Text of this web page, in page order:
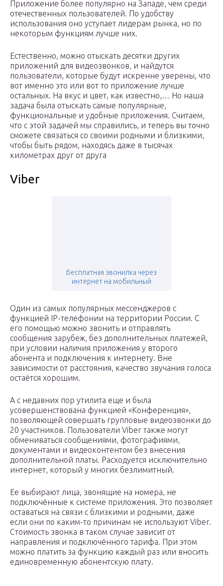
Приложение более популярно на Западе, чем среди
отечественных пользователей. По удобству
использования оно уступает лидерам рынка, но по
некоторым функциям лучше них.
Естественно, можно отыскать десятки других
приложений для видеозвонков, и найдутся
пользователи, которые будут искренне уверены, что
вот именно это или вот то приложение лучше
остальных. На вкус и цвет, как известно,… Но наша
задача была отыскать самые популярные,
функциональные и удобные приложения. Считаем,
что с этой задачей мы справились, и теперь вы точно
сможете связаться со своими родными и близкими,
чтобы быть рядом, находясь даже в тысячах
километрах друг от друга
Viber
Бесплатная звонилка через
интернет на мобильный
Один из самых популярных мессенджеров с
функцией IP-телефонии на территории России. С
его помощью можно звонить и отправлять
сообщения зарубеж, без дополнительных платежей,
при условии наличия приложения у второго
абонента и подключения к интернету. Вне
зависимости от расстояния, качество звучания голоса
остаётся хорошим.
А с недавних пор утилита еще и была
усовершенствована функцией «Конференция»,
позволяющей совершать групповые видеозвонки до
20 участников. Пользователи Viber также могут
обмениваться сообщениями, фотографиями,
документами и видеоконтентом без внесения
дополнительной платы. Расходуется исключительно
интернет, который у многих безлимитный.
Ее выбирают лица, звонящие на номера, не
подключённые к системе приложения. Это позволяет
оставаться на связи с близкими и родными, даже
если они по каким-то причинам не используют Viber.
Стоимость звонка в таком случае зависит от
направления и подключённого тарифа. При этом
можно платить за функцию каждый раз или вносить
единовременную абонентскую плату.